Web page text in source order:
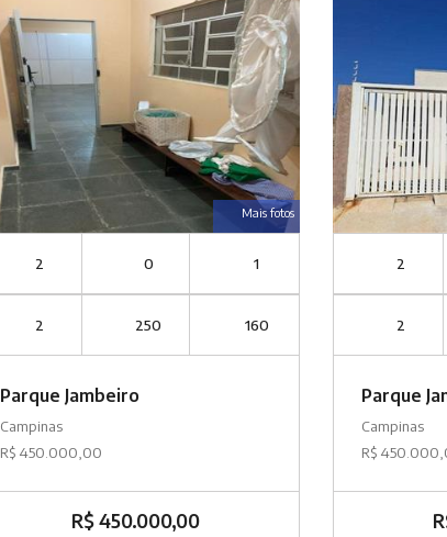
Mais fotos
2 0 1
2 250 160
Parque Jambeiro
Campinas
R$ 450.000,00
R$ 450.000,00
2
2
Parque
Campinas
R$